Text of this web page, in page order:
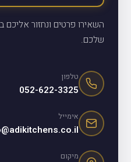
השאירו פרטים ונחזור
שלכם.
טלפון
052-622-3325
אימייל
מיקום